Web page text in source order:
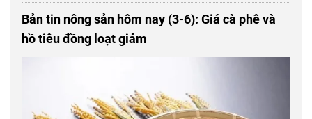
Bản tin nông sản hôm nay (3-6): Giá cà phê và
hồ tiêu đồng loạt giảm